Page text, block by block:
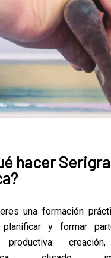
hacer
una formación
planificar y formar
productiva: